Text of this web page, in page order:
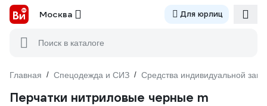
Москва Для юрлиц
Поиск в каталоге
Главная / Спецодежда и СИЗ / Средства индивидуальной
Перчатки нитриловые черные m